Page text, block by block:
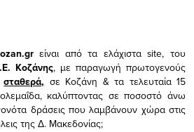
είναι από τα ελάχισταsite, του
Κοζάνης, με παραγωγή πρωτογενούς
σταθερά, σε Κοζάνη & τα τελευταία 15
καλύπτοντας σε ποσοστό άνω
δράσεις που λαμβάνουν χώρα στις
της Δ. Μακεδονίας;